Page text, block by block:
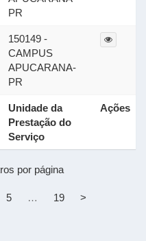
PR
150149 -
CAMPUS
APUCARANA-
PR
Unidade da
Prestação do
Serviço
Ações
por página
5 … 19 >